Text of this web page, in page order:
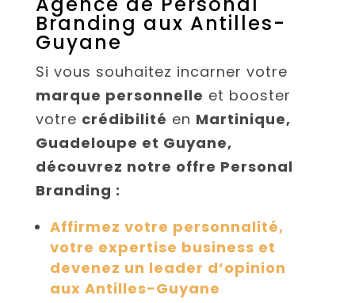
Branding aux Antilles-
Guyane
Si vous souhaitez incarner votre
marque personnelle et booster
votre crédibilité en Martinique,
Guadeloupe et Guyane,
découvrez notre offre Personal
Branding :
Affirmez votre personnalité,
votre expertise business et
devenez un leader d’opinion
aux Antilles-Guyane